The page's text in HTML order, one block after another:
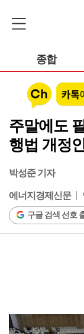
종합
주말에도
행법 개정
박성준 기자
에너지경제신문
구글 검색 선호